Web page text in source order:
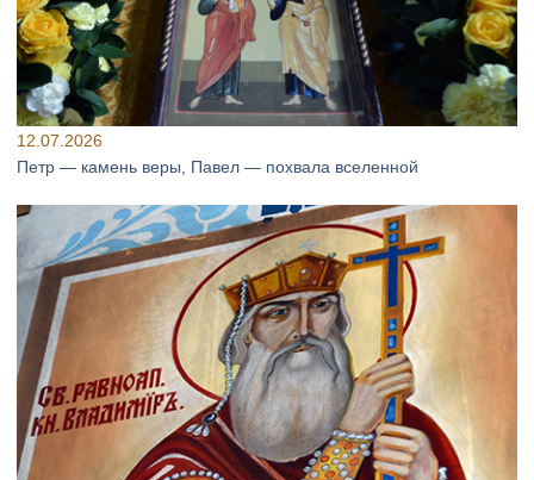
12.07.2026
Петр — камень веры, Павел — похвала вселенной